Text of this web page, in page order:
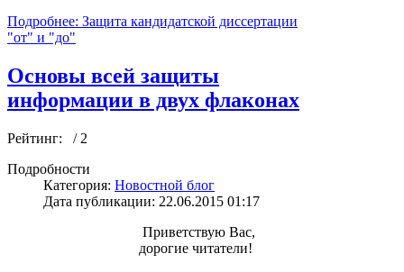
Подробнее: Защита кандидатской диссертации
"от" и "до"
Основы всей защиты
информации в двух флаконах
Рейтинг:
/ 2
Подробности
Категория: Новостной блог
Дата публикации: 22.06.2015 01:17
Приветствую Вас,
дорогие читатели!